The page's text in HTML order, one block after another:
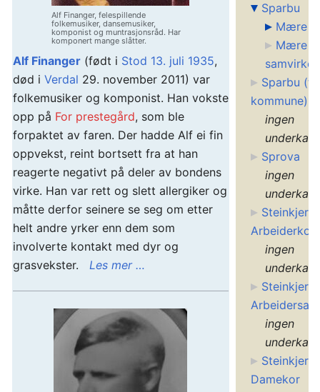
Alf Finanger, felespillende
folkemusiker, dansemusiker,
komponist og muntrasjonsråd. Har
komponert mange slåtter.
Alf Finanger (født i Stod 13. juli 1935,
død i Verdal 29. november 2011) var
folkemusiker og komponist. Han vokste
opp på For prestegård, som ble
forpaktet av faren. Der hadde Alf ei fin
oppvekst, reint bortsett fra at han
reagerte negativt på deler av bondens
virke. Han var rett og slett allergiker og
måtte derfor seinere se seg om etter
helt andre yrker enn dem som
involverte kontakt med dyr og
grasvekster. Les mer …
Sparbu
Mære
Mære
Sparbu
kommune)
ingen
Sprova
ingen
Steinkjer
Arbeiderkor
ingen
Steinkjer
ingen
Steinkjer
Damekor